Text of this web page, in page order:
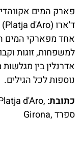
אחד מפארקי המים
למשפחות, זוגות
אדרנלין בין
נוספות לכל הגילים.
כתובת:
d'Aro,
Girona, ספרד